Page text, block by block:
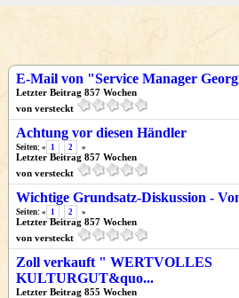
E-Mail von "Service Manager
Letzter Beitrag 857 Wochen
von versteckt
Achtung vor diesen Händler
Seiten: « 1 2 »
Letzter Beitrag 857 Wochen
von versteckt
Wichtige Grundsatz-Diskussion -
Seiten: « 1 2 »
Letzter Beitrag 857 Wochen
von versteckt
Zoll verkauft " WERTVOLLES
KULTURGUT&quo...
Letzter Beitrag 855 Wochen